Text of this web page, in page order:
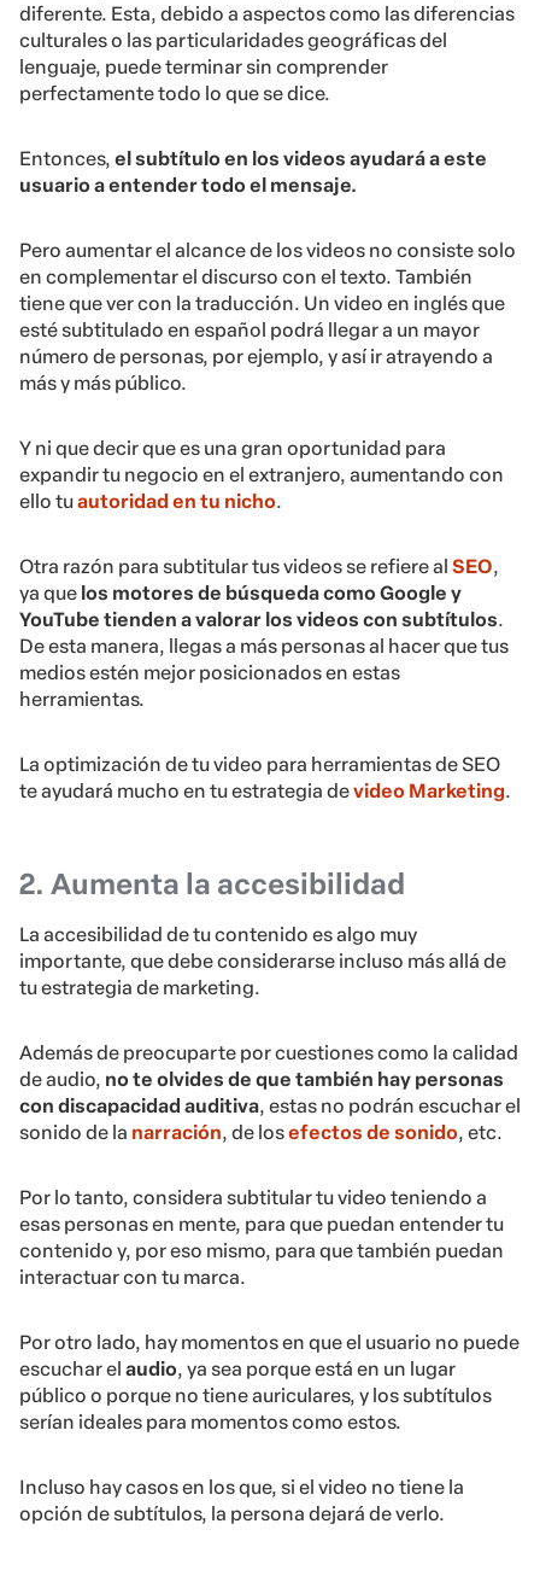
diferente. Esta, debido a aspectos como las diferencias
culturales o las particularidades geográficas del
lenguaje, puede terminar sin comprender
perfectamente todo lo que se dice.
Entonces, el subtítulo en los videos ayudará a este
usuario a entender todo el mensaje.
Pero aumentar el alcance de los videos no consiste solo
en complementar el discurso con el texto. También
tiene que ver con la traducción. Un video en inglés que
esté subtitulado en español podrá llegar a un mayor
número de personas, por ejemplo, y así ir atrayendo a
más y más público.
Y ni que decir que es una gran oportunidad para
expandir tu negocio en el extranjero, aumentando con
ello tuautoridad en tu nicho.
Otra razón para subtitular tus videos se refiere al SEO,
ya que los motores de búsqueda como Google y
YouTube tienden a valorar los videos con subtítulos.
De esta manera, llegas a más personas al hacer que tus
medios estén mejor posicionados en estas
herramientas.
La optimización de tu video para herramientas de SEO
te ayudará mucho en tu estrategia devideo Marketing.
2. Aumenta la accesibilidad
La accesibilidad de tu contenido es algo muy
importante, que debe considerarse incluso más allá de
tu estrategia de marketing.
Además de preocuparte por cuestiones como la calidad
de audio, no te olvides de que también hay personas
con discapacidad auditiva, estas no podrán escuchar el
sonido de la narración, de losefectos de sonido, etc.
Por lo tanto, considera subtitular tu video teniendo a
esas personas en mente, para que puedan entender tu
contenido y, por eso mismo, para que también puedan
interactuar con tu marca.
Por otro lado, hay momentos en que el usuario no puede
escuchar el audio, ya sea porque está en un lugar
público o porque no tiene auriculares, y los subtítulos
serían ideales para momentos como estos.
Incluso hay casos en los que, si el video no tiene la
opción de subtítulos, la persona dejará de verlo.